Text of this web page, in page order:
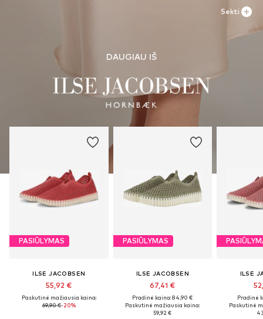
DAUGIAU IŠ
PASIŪLYMAS
ILSE JACOBSEN
55,92 €
Paskutinė mažiausia kaina:
69,90 €-20%
PASIŪLYMAS
ILSE JACOBSEN
67,41 €
Pradinė kaina: 84,90 €
Paskutinė mažiausia kaina:
59,92 €
ILSE
Pradinė
Paskutinė
Sekti